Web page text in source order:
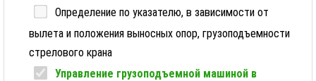
Определение по указателю, в зависимости от
вылета и положения выносных опор, грузоподъемности
стрелового крана
Управление грузоподъемной машиной в